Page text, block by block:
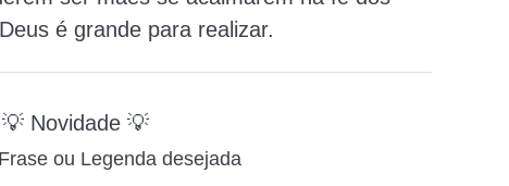
é grande para realizar.
💡 Novidade 💡
ou Legenda desejada